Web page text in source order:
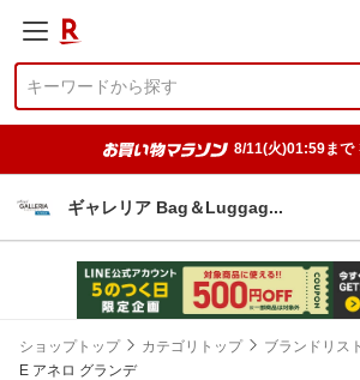
8/11(火)01:59まで
ギャレリア Bag＆Luggag
ショップトップ カテゴリトップ ブランドリスト
E アネロ グランデ